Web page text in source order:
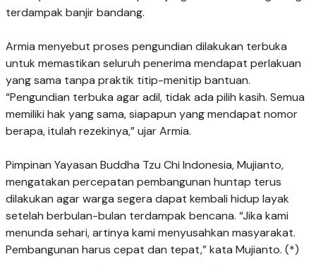
terdampak banjir bandang.
Armia menyebut proses pengundian dilakukan terbuka
untuk memastikan seluruh penerima mendapat perlakuan
yang sama tanpa praktik titip-menitip bantuan.
“Pengundian terbuka agar adil, tidak ada pilih kasih. Semua
memiliki hak yang sama, siapapun yang mendapat nomor
berapa, itulah rezekinya,” ujar Armia.
Pimpinan Yayasan Buddha Tzu Chi Indonesia, Mujianto,
mengatakan percepatan pembangunan huntap terus
dilakukan agar warga segera dapat kembali hidup layak
setelah berbulan-bulan terdampak bencana. “Jika kami
menunda sehari, artinya kami menyusahkan masyarakat.
Pembangunan harus cepat dan tepat,” kata Mujianto. (*)